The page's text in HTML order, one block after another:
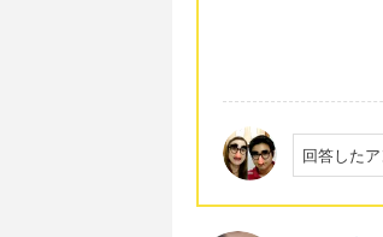
回答した